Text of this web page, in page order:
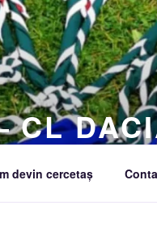
CL
devin cercetaș